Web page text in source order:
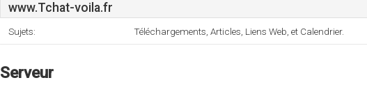
www.Tchat-voila.fr
Sujets: Téléchargements, Articles, Liens Web, et Calendrier.
Serveur